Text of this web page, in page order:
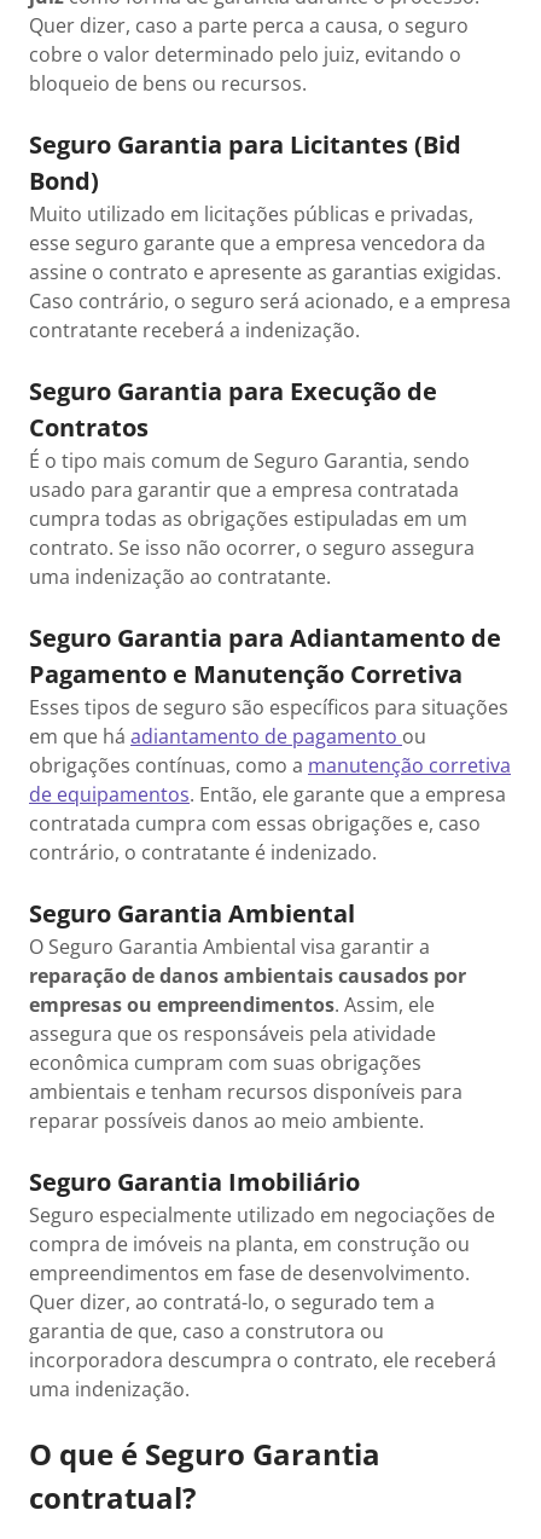
Quer dizer, caso a parte perca a causa, o seguro
cobre o valor determinado pelo juiz, evitando o
bloqueio de bens ou recursos.
Seguro Garantia para Licitantes (Bid
Bond)
Muito utilizado em licitações públicas e privadas,
esse seguro garante que a empresa vencedora da
assine o contrato e apresente as garantias exigidas.
Caso contrário, o seguro será acionado, e a empresa
contratante receberá a indenização.
Seguro Garantia para Execução de
Contratos
É o tipo mais comum de Seguro Garantia, sendo
usado para garantir que a empresa contratada
cumpra todas as obrigações estipuladas em um
contrato. Se isso não ocorrer, o seguro assegura
uma indenização ao contratante.
Seguro Garantia para Adiantamento de
Pagamento e Manutenção Corretiva
Esses tipos de seguro são específicos para situações
em que há adiantamento de pagamento ou
obrigações contínuas, como a manutenção corretiva
de equipamentos. Então, ele garante que a empresa
contratada cumpra com essas obrigações e, caso
contrário, o contratante é indenizado.
Seguro Garantia Ambiental
O Seguro Garantia Ambiental visa garantir a
reparação de danos ambientais causados por
empresas ou empreendimentos. Assim, ele
assegura que os responsáveis pela atividade
econômica cumpram com suas obrigações
ambientais e tenham recursos disponíveis para
reparar possíveis danos ao meio ambiente.
Seguro Garantia Imobiliário
Seguro especialmente utilizado em negociações de
compra de imóveis na planta, em construção ou
empreendimentos em fase de desenvolvimento.
Quer dizer, ao contratá-lo, o segurado tem a
garantia de que, caso a construtora ou
incorporadora descumpra o contrato, ele receberá
uma indenização.
O que é Seguro Garantia
contratual?